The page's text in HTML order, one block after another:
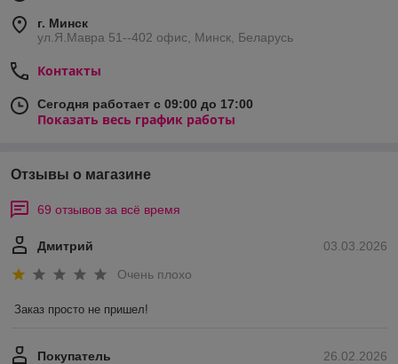
г. Минск
ул.Я.Мавра 51--402 офис, Минск, Беларусь
Контакты
Сегодня работает с 09:00 до 17:00
Показать весь график работы
Отзывы о магазине
69 отзывов за всё время
03.03.2026
Дмитрий
Очень плохо
Заказ просто не пришел!
26.02.2026
Покупатель